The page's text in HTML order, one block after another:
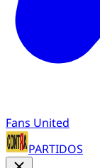
Fans United
PARTIDOS